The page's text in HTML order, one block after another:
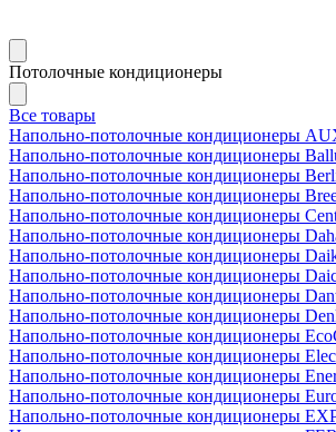
Потолочные кондиционеры
Все товары
Напольно-потолочные кондиционеры
Напольно-потолочные кондиционеры
Напольно-потолочные кондиционеры
Напольно-потолочные кондиционеры
Напольно-потолочные кондиционеры
Напольно-потолочные кондиционеры
Напольно-потолочные кондиционеры
Напольно-потолочные кондиционеры
Напольно-потолочные кондиционеры
Напольно-потолочные кондиционеры
Напольно-потолочные кондиционеры
Напольно-потолочные кондиционеры
Напольно-потолочные кондиционеры
Напольно-потолочные кондиционеры
Напольно-потолочные кондиционеры